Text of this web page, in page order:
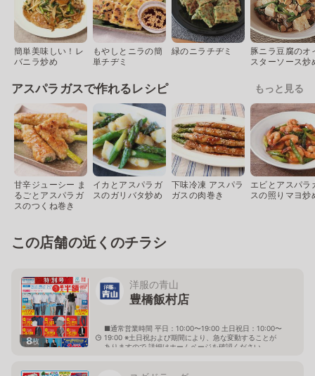
簡単美味しい！レ
バニラ炒め
もやしとニラの簡
単チヂミ
緑のニラチヂミ
豚ニラ豆腐のオ
スターソース炒
アスパラガスで作れるレシピ もっと見る
甘辛ジューシー ま
るごとアスパラガ
スのつくね巻き
イカとアスパラガ
スのガリバタ炒め
下味冷凍 アスパラ
ガスの肉巻き
エビとアスパラ
スの照りマヨ炒
この店舗の近くのチラシ
8枚
洋服の青山
豊橋飯村店
■通常営業時間 平日：10:00〜19:00 土日祝日：10:00〜
19:00 ※土日祝および期間により、急な変動することが
ありますので 詳細はホームページを確認ください